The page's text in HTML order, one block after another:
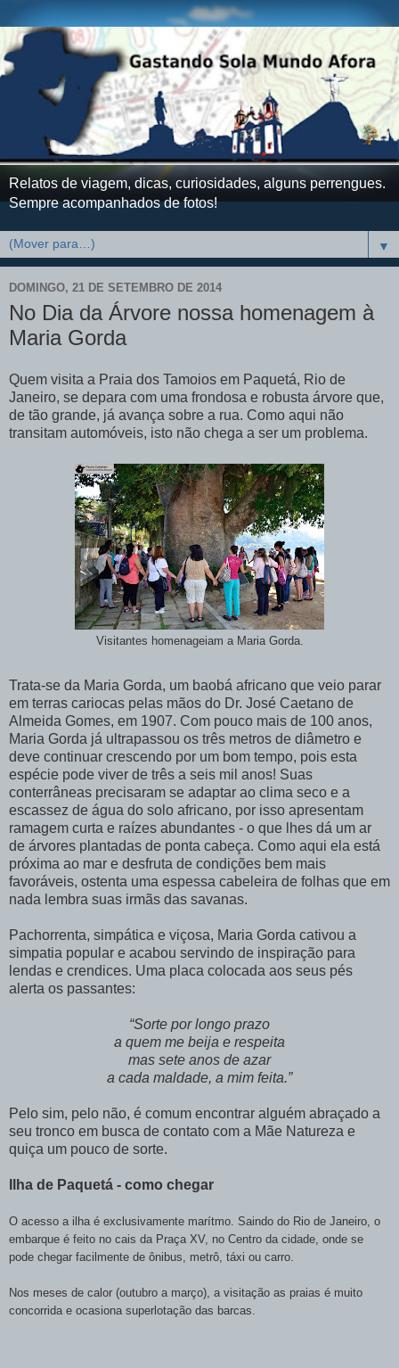
Relatos de viagem, dicas, curiosidades, alguns perrengues.
Sempre acompanhados de fotos!
▼
DOMINGO, 21 DE SETEMBRO DE 2014
No Dia da Árvore nossa homenagem à
Maria Gorda
Quem visita a Praia dos Tamoios em Paquetá, Rio de
Janeiro, se depara com uma frondosa e robusta árvore que,
de tão grande, já avança sobre a rua. Como aqui não
transitam automóveis, isto não chega a ser um problema.
Visitantes homenageiam a Maria Gorda.
Trata-se da Maria Gorda, um baobá africano que veio parar
em terras cariocas pelas mãos do Dr. José Caetano de
Almeida Gomes, em 1907. Com pouco mais de 100 anos,
Maria Gorda já ultrapassou os três metros de diâmetro e
deve continuar crescendo por um bom tempo, pois esta
espécie pode viver de três a seis mil anos! Suas
conterrâneas precisaram se adaptar ao clima seco e a
escassez de água do solo africano, por isso apresentam
ramagem curta e raízes abundantes - o que lhes dá um ar
de árvores plantadas de ponta cabeça. Como aqui ela está
próxima ao mar e desfruta de condições bem mais
favoráveis, ostenta uma espessa cabeleira de folhas que em
nada lembra suas irmãs das savanas.
Pachorrenta, simpática e viçosa, Maria Gorda cativou a
simpatia popular e acabou servindo de inspiração para
lendas e crendices. Uma placa colocada aos seus pés
alerta os passantes:
“Sorte por longo prazo
a quem me beija e respeita
mas sete anos de azar
a cada maldade, a mim feita.”
Pelo sim, pelo não, é comum encontrar alguém abraçado a
seu tronco em busca de contato com a Mãe Natureza e
quiça um pouco de sorte.
Ilha de Paquetá - como chegar
O acesso a ilha é exclusivamente marítmo. Saindo do Rio de Janeiro, o
embarque é feito no cais da Praça XV, no Centro da cidade, onde se
pode chegar facilmente de ônibus, metrô, táxi ou carro.
Nos meses de calor (outubro a março), a visitação as praias é muito
concorrida e ocasiona superlotação das barcas.